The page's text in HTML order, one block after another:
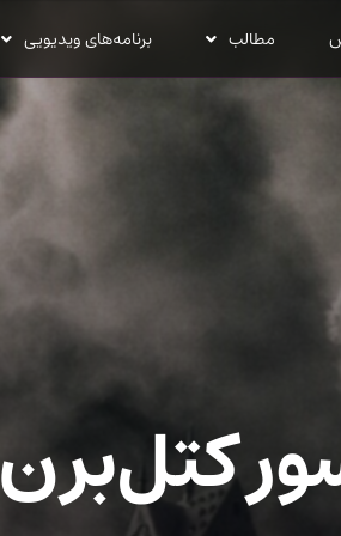
مطالب برنامه‌های ویدیویی
کتل‌برن